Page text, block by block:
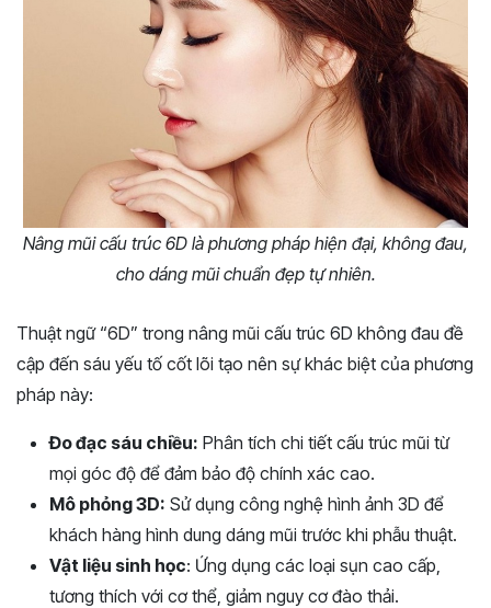
Nâng mũi cấu trúc 6D là phương pháp hiện đại, không đau,
cho dáng mũi chuẩn đẹp tự nhiên.
Thuật ngữ “6D” trong nâng mũi cấu trúc 6D không đau đề
cập đến sáu yếu tố cốt lõi tạo nên sự khác biệt của phương
pháp này:
Đo đạc sáu chiều: Phân tích chi tiết cấu trúc mũi từ
mọi góc độ để đảm bảo độ chính xác cao.
Mô phỏng 3D: Sử dụng công nghệ hình ảnh 3D để
khách hàng hình dung dáng mũi trước khi phẫu thuật.
Vật liệu sinh học: Ứng dụng các loại sụn cao cấp,
tương thích với cơ thể, giảm nguy cơ đào thải.